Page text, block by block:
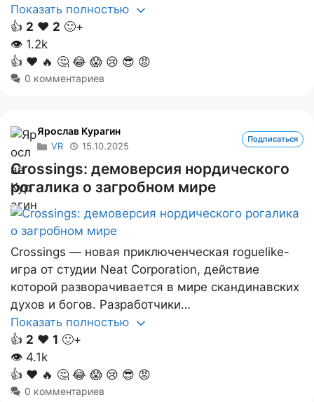
Показать полностью
👍 2 ❤️ 2 🙂+
👁 1.2k
👍 ❤️ 🔥 🤔 😂 😱 😢 😎 😡
0 комментариев
Ярослав Курагин
VR 15.10.2025
Подписаться
Crossings: демоверсия нордического
рогалика о загробном мире
Crossings — новая приключенческая roguelike-
игра от студии Neat Corporation, действие
которой разворачивается в мире скандинавских
духов и богов. Разработчики…
Показать полностью
👍 2 ❤️ 1 🙂+
👁 4.1k
👍 ❤️ 🔥 🤔 😂 😱 😢 😎 😡
0 комментариев